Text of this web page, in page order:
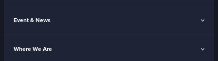
Event & News
Where We Are